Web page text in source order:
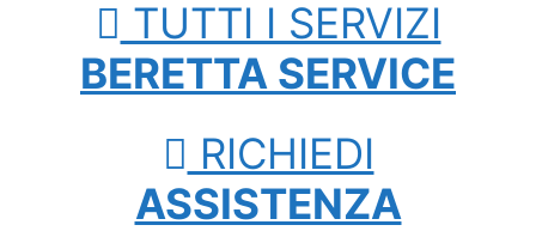
TUTTI I SERVIZI
BERETTA SERVICE
RICHIEDI
ASSISTENZA